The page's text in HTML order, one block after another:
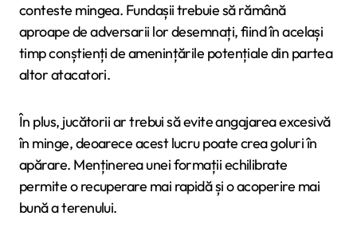
conteste mingea. Fundașii trebuie să rămână
aproape de adversarii lor desemnați, fiind în același
timp conștienți de amenințările potențiale din partea
altor atacatori.
În plus, jucătorii ar trebui să evite angajarea excesivă
în minge, deoarece acest lucru poate crea goluri în
apărare. Menținerea unei formații echilibrate
permite o recuperare mai rapidă și o acoperire mai
bună a terenului.